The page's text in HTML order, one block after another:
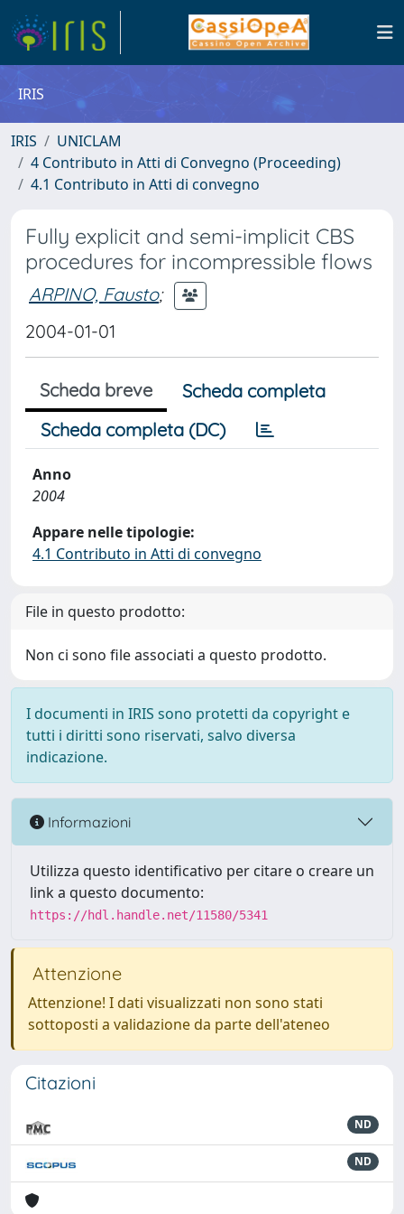
IRIS
IRIS
UNICLAM
4 Contributo in Atti di Convegno (Proceeding)
4.1 Contributo in Atti di convegno
Fully explicit and semi-implicit CBS
procedures for incompressible flows
ARPINO, Fausto;
2004-01-01
Scheda breve
Scheda completa
Scheda completa (DC)
Anno
2004
Appare nelle tipologie:
4.1 Contributo in Atti di convegno
File in questo prodotto:
Non ci sono file associati a questo prodotto.
I documenti in IRIS sono protetti da copyright e
tutti i diritti sono riservati, salvo diversa
indicazione.
Informazioni
Utilizza questo identificativo per citare o creare un
link a questo documento:
https://hdl.handle.net/11580/5341
Attenzione
Attenzione! I dati visualizzati non sono stati
sottoposti a validazione da parte dell'ateneo
Citazioni
ND
ND